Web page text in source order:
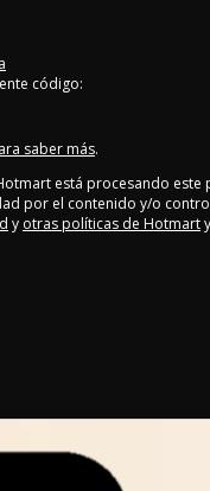
código:
saber más.
está procesando este
por el contenido y/o
y otras políticas de Hotmart